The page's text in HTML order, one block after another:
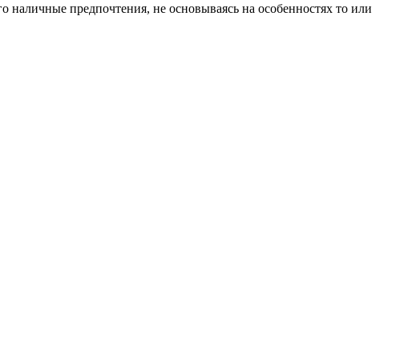
наличные предпочтения, не основываясь на особенностях то или